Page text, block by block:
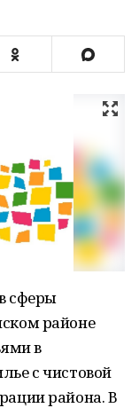
сферы
районе
в
с чистовой
района. В